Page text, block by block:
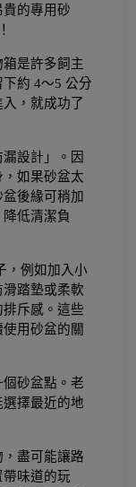
的專用砂
是許多飼主
約 4～5 公分
，就成功了
設計」。因
如果砂盆太
後緣可稍加
低清潔負
，例如加入小
踏墊或柔軟
斥感。這些
用砂盆的關
砂盆點。老
擇最近的地
盡可能讓路
味道的玩